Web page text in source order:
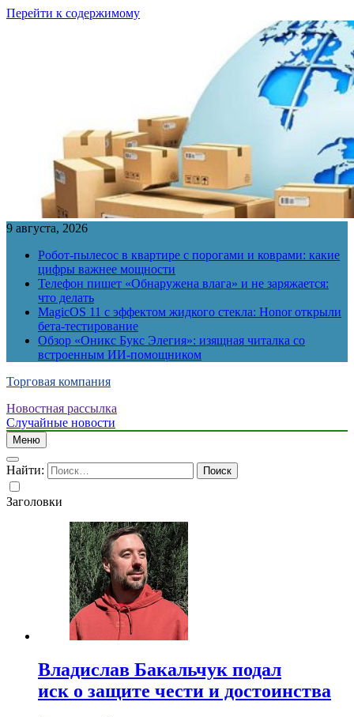
Перейти к содержимому
9 августа, 2026
Робот-пылесос в квартире с порогами и коврами: какие
цифры важнее мощности
Телефон пишет «Обнаружена влага» и не заряжается:
что делать
MagicOS 11 с эффектом жидкого стекла: Honor открыли
бета-тестирование
Обзор «Оникс Букс Элегия»: изящная читалка со
встроенным ИИ-помощником
Торговая компания
Новостная рассылка
Случайные новости
Меню
Найти:
Заголовки
Владислав Бакальчук подал
иск о защите чести и достоинства